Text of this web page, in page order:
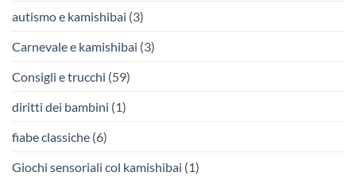
autismo e kamishibai (3)
Carnevale e kamishibai (3)
Consigli e trucchi (59)
diritti dei bambini (1)
fiabe classiche (6)
Giochi sensoriali col kamishibai (1)